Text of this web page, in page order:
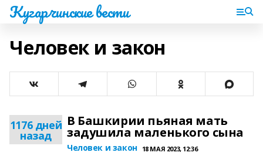
Кугарчинские вести
Человек и закон
1176 дней
назад
В Башкирии пьяная мать
задушила маленького сына
Человек и закон 18 МАЯ 2023, 12:36